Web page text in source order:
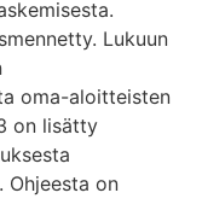
Lukuun
oma-aloitteisten
on lisätty
Ohjeesta on